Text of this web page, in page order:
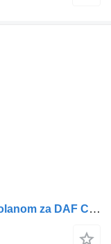
Bloc lumini 1789660 prekidač pod volanom za DAF CF85 tegljača